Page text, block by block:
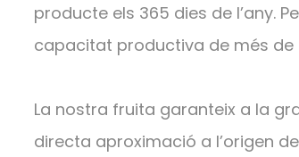
producte els 365 dies de l’any.
capacitat productiva de més de
La nostra fruita garanteix a la
directa aproximació a l’origen